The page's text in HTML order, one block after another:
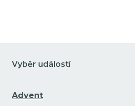
Vyběr událostí
Advent